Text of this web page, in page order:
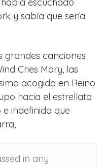
escuchado
y sabía que sería
grandes canciones
Cries Mary, las
acogida en Reino
hacia el estrellato
e indefinido que
in any